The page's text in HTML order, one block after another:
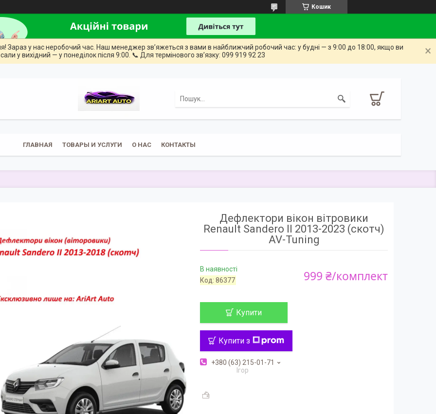
Кошик
Зараз у нас неробочий час. Наш менеджер зв’яжеться з вами в найближчий робочий час: у будні — з 9:00 до 18:00, якщо ви
у вихідний — у понеділок після 9:00. 📞 Для термінового зв’язку: 099 919 92 23
ГЛАВНАЯ ТОВАРЫ И УСЛУГИ О НАС КОНТАКТЫ
Дефлектори вікон вітровики
Renault Sandero II 2013-2023 (скотч)
AV-Tuning
В наявності
Код:86377 999 ₴/комплект
Купити
Купити з
+380 (63) 215-01-71
Ігор